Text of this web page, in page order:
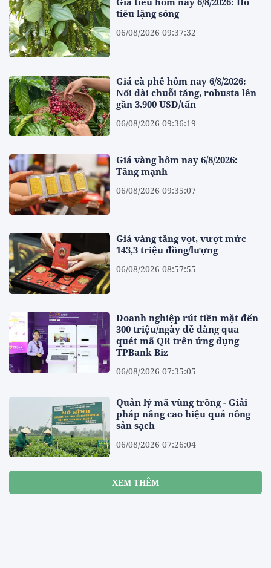
tiêu lặng sóng
06/08/2026 09:37:32
Giá cà phê hôm nay 6/8/2026:
Nối dài chuỗi tăng, robusta lên
gần 3.900 USD/tấn
06/08/2026 09:36:19
Giá vàng hôm nay 6/8/2026:
Tăng mạnh
06/08/2026 09:35:07
Giá vàng tăng vọt, vượt mức
143,3 triệu đồng/lượng
06/08/2026 08:57:55
Doanh nghiệp rút tiền mặt đến
300 triệu/ngày dễ dàng qua
quét mã QR trên ứng dụng
TPBank Biz
06/08/2026 07:35:05
Quản lý mã vùng trồng - Giải
pháp nâng cao hiệu quả nông
sản sạch
06/08/2026 07:26:04
XEM THÊM